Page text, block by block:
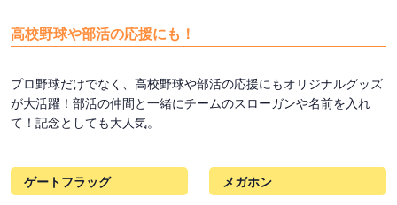
高校野球や部活の応援にも！
プロ野球だけでなく、高校野球や部活の応援にもオリジナルグッズ
が大活躍！部活の仲間と一緒にチームのスローガンや名前を入れ
て！記念としても大人気。
ゲートフラッグ メガホン